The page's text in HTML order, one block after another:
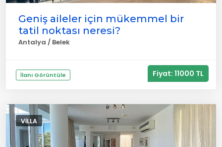
Geniş aileler için mükemmel bir
tatil noktası neresi?
Antalya / Belek
İlanı Görüntüle Fiyat: 11000 TL
VILLA